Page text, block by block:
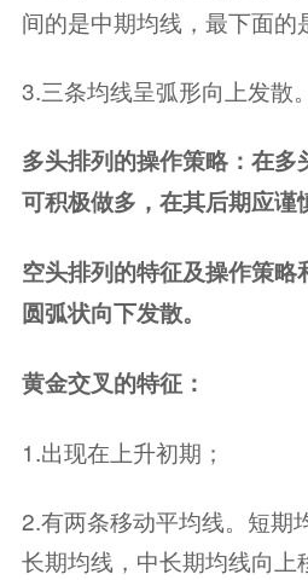
间的是中期均线，最下面的
3.三条均线呈弧形向上发散。
多头排列的操作策略：在多
可积极做多，在其后期应谨
空头排列的特征及操作策
圆弧状向下发散。
黄金交叉的特征：
1.出现在上升初期；
2.有两条移动平均线。短期
长期均线，中长期均线向上